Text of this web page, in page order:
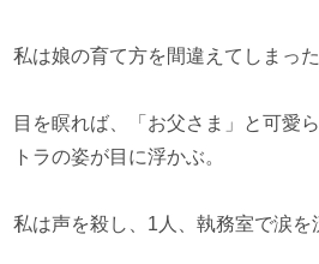
私は娘の育て方を間違えてしまった
目を瞑れば、「お父さま」と可愛
トラの姿が目に浮かぶ。
私は声を殺し、1人、執務室で涙を